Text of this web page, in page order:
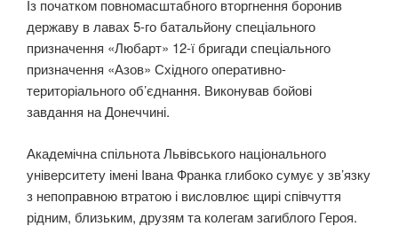
Із початком повномасштабного вторгнення боронив
державу в лавах 5-го батальйону спеціального
призначення «Любарт» 12-ї бригади спеціального
призначення «Азов» Східного оперативно-
територіального об’єднання. Виконував бойові
завдання на Донеччині.
Академічна спільнота Львівського національного
університету імені Івана Франка глибоко сумує у зв’язку
з непоправною втратою і висловлює щирі співчуття
рідним, близьким, друзям та колегам загиблого Героя.